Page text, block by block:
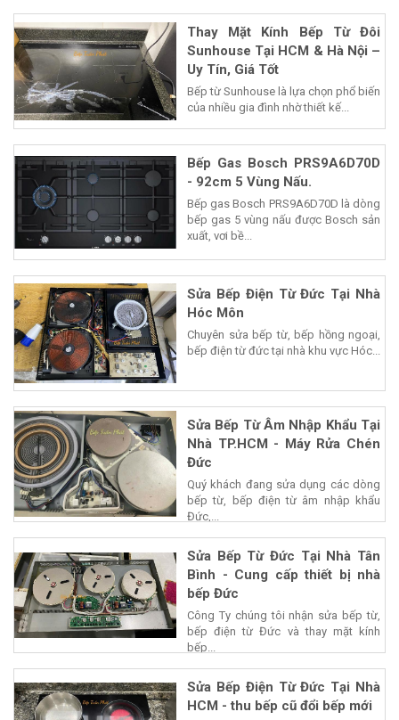
Thay Mặt Kính Bếp Từ Đôi
Sunhouse Tại HCM & Hà Nội –
Uy Tín, Giá Tốt
Bếp từ Sunhouse là lựa chọn phổ biến
của nhiều gia đình nhờ thiết kế...
Bếp Gas Bosch PRS9A6D70D
- 92cm 5 Vùng Nấu.
Bếp gas Bosch PRS9A6D70D là dòng
bếp gas 5 vùng nấu được Bosch sản
xuất, vơi bề...
Sửa Bếp Điện Từ Đức Tại Nhà
Hóc Môn
Chuyên sửa bếp từ, bếp hồng ngoại,
bếp điện từ đức tại nhà khu vực Hóc...
Sửa Bếp Từ Âm Nhập Khẩu Tại
Nhà TP.HCM - Máy Rửa Chén
Đức
Quý khách đang sửa dụng các dòng
bếp từ, bếp điện từ âm nhập khẩu
Đức,...
Sửa Bếp Từ Đức Tại Nhà Tân
Bình - Cung cấp thiết bị nhà
bếp Đức
Công Ty chúng tôi nhận sửa bếp từ,
bếp điện từ Đức và thay mặt kính
bếp...
Sửa Bếp Điện Từ Đức Tại Nhà
HCM - thu bếp cũ đổi bếp mới